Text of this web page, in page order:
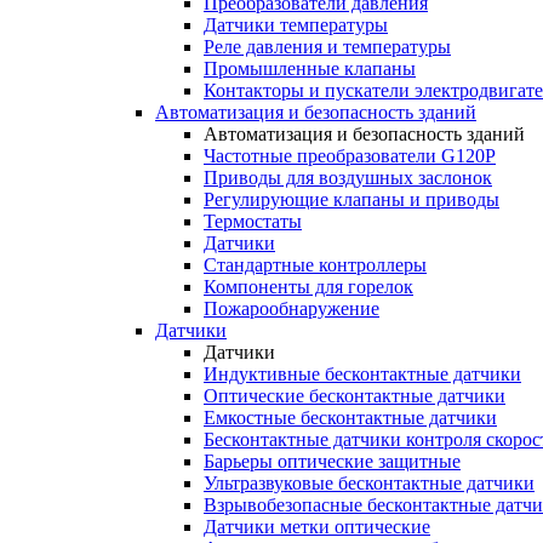
Датчики температуры
Реле давления и температуры
Промышленные клапаны
Контакторы и пускатели
Автоматизация и безопасность зданий
Автоматизация и безопасность зданий
Частотные преобразователи G120P
Приводы для воздушных заслонок
Регулирующие клапаны и приводы
Термостаты
Датчики
Стандартные контроллеры
Компоненты для горелок
Пожарообнаружение
Датчики
Датчики
Индуктивные бесконтактные датчики
Оптические бесконтактные датчики
Емкостные бесконтактные датчики
Бесконтактные датчики контроля
Барьеры оптические защитные
Ультразвуковые бесконтактные датчики
Взрывобезопасные бесконтактные
Датчики метки оптические